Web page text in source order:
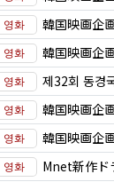
韓国映画企
韓国映画企
제32회 동경
韓国映画企
韓国映画企
Mnet新作ド